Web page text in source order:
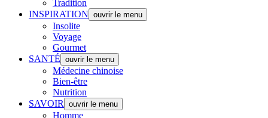
Tradition
INSPIRATION ouvrir le menu
Insolite
Voyage
Gourmet
SANTÉ ouvrir le menu
Médecine chinoise
Bien-être
Nutrition
SAVOIR
ouvrir le menu
Homme